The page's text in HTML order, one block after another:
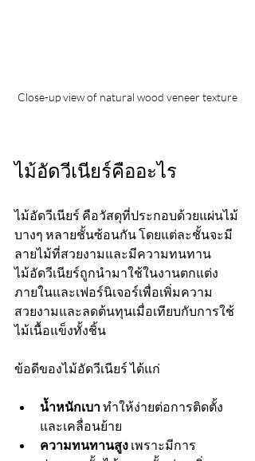
Close-up view of natural wood veneer texture
ไม้อัดวีเนียร์คืออะไร
ไม้อัดวีเนียร์ คือวัสดุที่ประกอบด้วยแผ่นไม้
บางๆ หลายชั้นซ้อนกัน โดยแต่ละชั้นจะมี
ลายไม้ที่สวยงามและมีความทนทาน
ไม้อัดวีเนียร์ถูกนำมาใช้ในงานตกแต่ง
ภายในและเฟอร์นิเจอร์เพื่อเพิ่มความ
สวยงามและลดต้นทุนเมื่อเทียบกับการใช้
ไม้เนื้อแข็งทั้งชิ้น
ข้อดีของไม้อัดวีเนียร์ ได้แก่
น้ำหนักเบา ทำให้ง่ายต่อการติดตั้ง
และเคลื่อนย้าย
ความทนทานสูง เพราะมีการ